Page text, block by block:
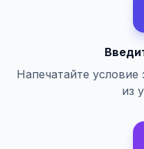
Напечатайте условие
из